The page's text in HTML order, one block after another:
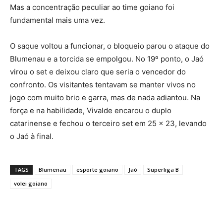
Mas a concentração peculiar ao time goiano foi
fundamental mais uma vez.
O saque voltou a funcionar, o bloqueio parou o ataque do
Blumenau e a torcida se empolgou. No 19º ponto, o Jaó
virou o set e deixou claro que seria o vencedor do
confronto. Os visitantes tentavam se manter vivos no
jogo com muito brio e garra, mas de nada adiantou. Na
força e na habilidade, Vivalde encarou o duplo
catarinense e fechou o terceiro set em 25 x 23, levando
o Jaó à final.
TAGS Blumenau esporte goiano Jaó
Superliga B
volei goiano